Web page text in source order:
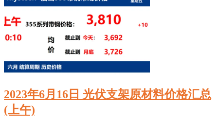
2023年6月16日 光伏支架原材料价格汇总
(上午)